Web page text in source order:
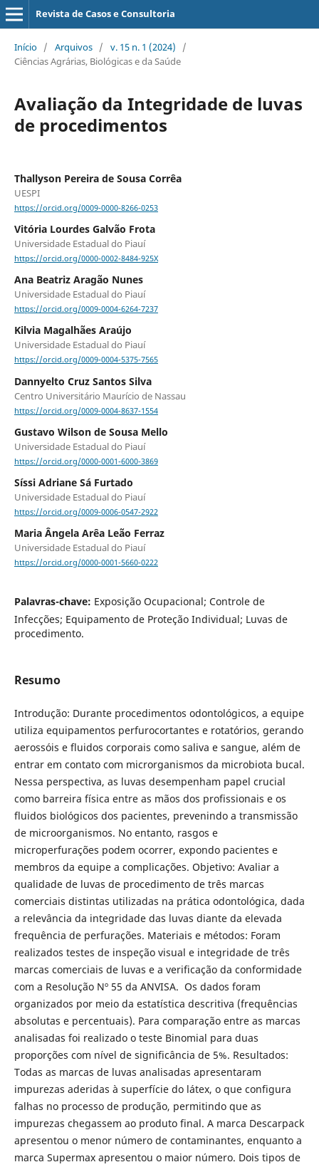
Revista de Casos e Consultoria
Início / Arquivos / v. 15 n. 1 (2024)
/
Ciências Agrárias, Biológicas e da Saúde
Avaliação da Integridade de luvas
de procedimentos
Thallyson Pereira de Sousa Corrêa
UESPI
https://orcid.org/0009-0000-8266-0253
Vitória Lourdes Galvão Frota
Universidade Estadual do Piauí
https://orcid.org/0000-0002-8484-925X
Ana Beatriz Aragão Nunes
Universidade Estadual do Piauí
https://orcid.org/0009-0004-6264-7237
Kilvia Magalhães Araújo
Universidade Estadual do Piauí
https://orcid.org/0009-0004-5375-7565
Dannyelto Cruz Santos Silva
Centro Universitário Maurício de Nassau
https://orcid.org/0009-0004-8637-1554
Gustavo Wilson de Sousa Mello
Universidade Estadual do Piauí
https://orcid.org/0000-0001-6000-3869
Síssi Adriane Sá Furtado
Universidade Estadual do Piauí
https://orcid.org/0009-0006-0547-2922
Maria Ângela Arêa Leão Ferraz
Universidade Estadual do Piauí
https://orcid.org/0000-0001-5660-0222
Palavras-chave: Exposição Ocupacional; Controle de
Infecções; Equipamento de Proteção Individual; Luvas de
procedimento.
Resumo
Introdução: Durante procedimentos odontológicos, a equipe
utiliza equipamentos perfurocortantes e rotatórios, gerando
aerossóis e fluidos corporais como saliva e sangue, além de
entrar em contato com microrganismos da microbiota bucal.
Nessa perspectiva, as luvas desempenham papel crucial
como barreira física entre as mãos dos profissionais e os
fluidos biológicos dos pacientes, prevenindo a transmissão
de microorganismos. No entanto, rasgos e
microperfurações podem ocorrer, expondo pacientes e
membros da equipe a complicações. Objetivo: Avaliar a
qualidade de luvas de procedimento de três marcas
comerciais distintas utilizadas na prática odontológica, dada
a relevância da integridade das luvas diante da elevada
frequência de perfurações. Materiais e métodos: Foram
realizados testes de inspeção visual e integridade de três
marcas comerciais de luvas e a verificação da conformidade
com a Resolução Nº 55 da ANVISA. Os dados foram
organizados por meio da estatística descritiva (frequências
absolutas e percentuais). Para comparação entre as marcas
analisadas foi realizado o teste Binomial para duas
proporções com nível de significância de 5%. Resultados:
Todas as marcas de luvas analisadas apresentaram
impurezas aderidas à superfície do látex, o que configura
falhas no processo de produção, permitindo que as
impurezas chegassem ao produto final. A marca Descarpack
apresentou o menor número de contaminantes, enquanto a
marca Supermax apresentou o maior número. Dois tipos de